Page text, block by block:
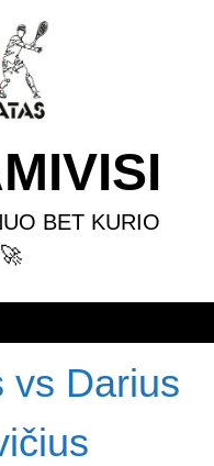
BET KURIO
vs Darius